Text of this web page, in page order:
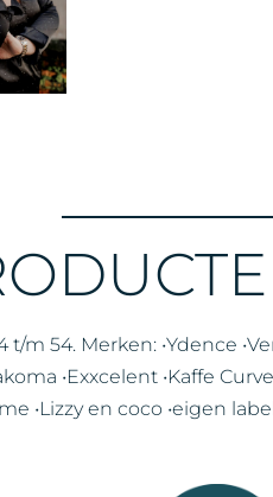
t/m 54. Merken: •Ydence
•Exxcelent •Kaffe
•Lizzy en coco •eigen